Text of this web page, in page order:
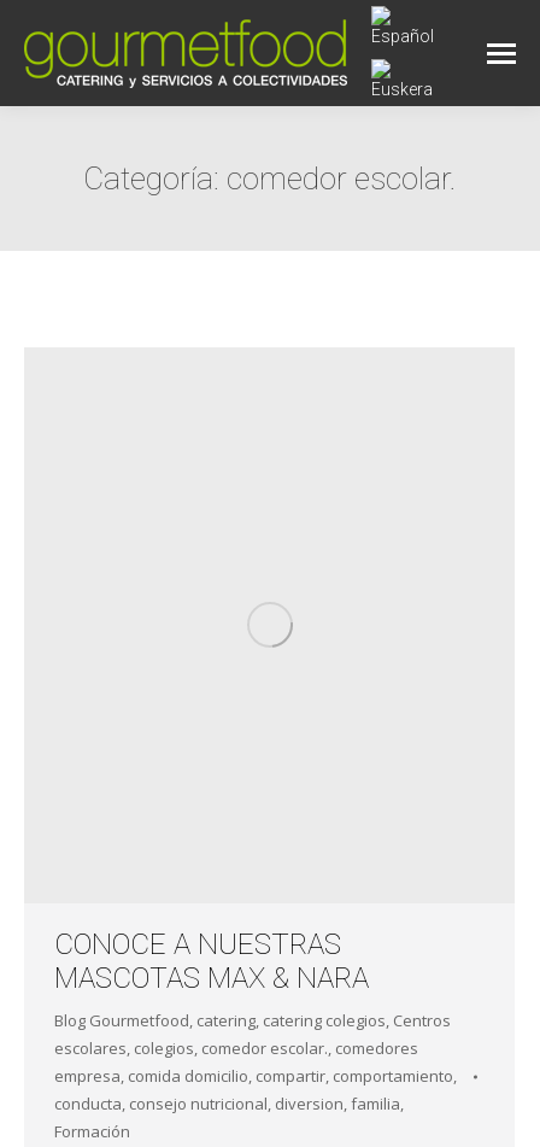
Categoría: comedor escolar.
CONOCE A NUESTRAS
MASCOTAS MAX & NARA
Blog Gourmetfood, catering, catering colegios, Centros
escolares, colegios, comedor escolar., comedores
empresa, comida domicilio, compartir, comportamiento,
conducta, consejo nutricional, diversion,familia,
Formación